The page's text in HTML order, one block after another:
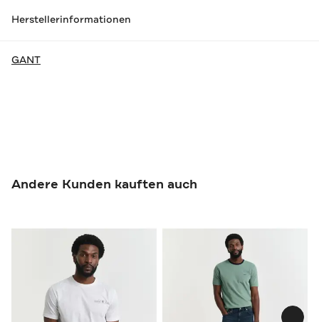
Herstellerinformationen
GANT
Andere Kunden kauften auch